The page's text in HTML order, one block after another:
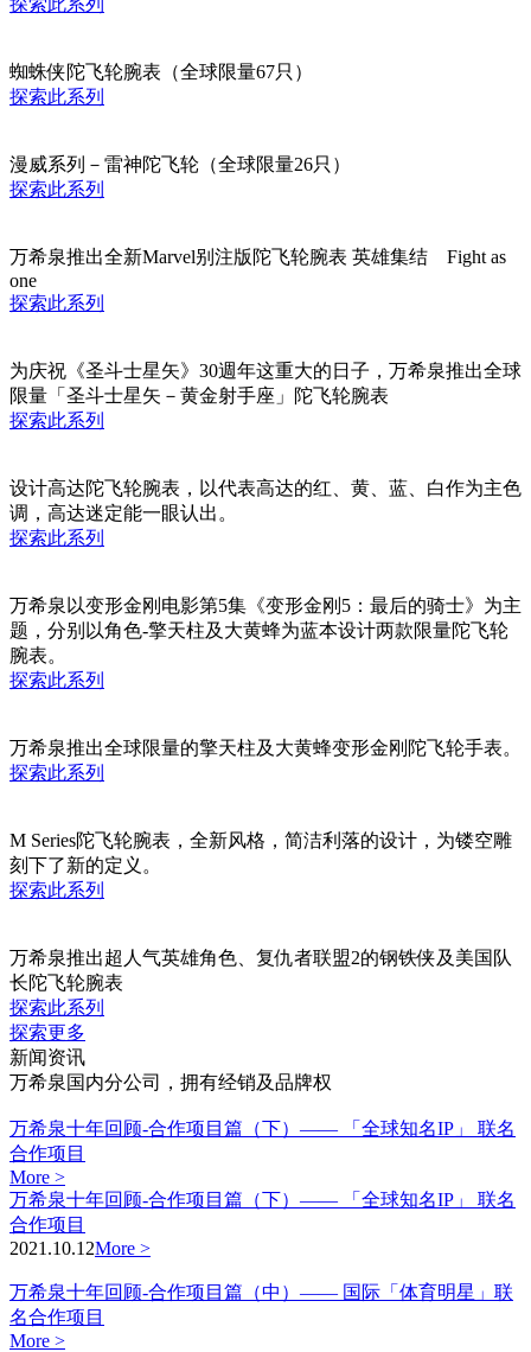
探索此系列
蜘蛛侠陀飞轮腕表（全球限量67只）
探索此系列
漫威系列－雷神陀飞轮（全球限量26只）
探索此系列
万希泉推出全新Marvel别注版陀飞轮腕表 英雄集结 Fight as
one
探索此系列
为庆祝《圣斗士星矢》30週年这重大的日子，万希泉推出全球
限量「圣斗士星矢－黄金射手座」陀飞轮腕表
探索此系列
设计高达陀飞轮腕表，以代表高达的红、黄、蓝、白作为主色
调，高达迷定能一眼认出。
探索此系列
万希泉以变形金刚电影第5集《变形金刚5：最后的骑士》为主
题，分别以角色-擎天柱及大黄蜂为蓝本设计两款限量陀飞轮
腕表。
探索此系列
万希泉推出全球限量的擎天柱及大黄蜂变形金刚陀飞轮手表。
探索此系列
M Series陀飞轮腕表，全新风格，简洁利落的设计，为镂空雕
刻下了新的定义。
探索此系列
万希泉推出超人气英雄角色、复仇者联盟2的钢铁侠及美国队
长陀飞轮腕表
探索此系列
探索更多
新闻资讯
万希泉国内分公司，拥有经销及品牌权
万希泉十年回顾-合作项目篇（下）—— 「全球知名IP」 联名
合作项目
More >
万希泉十年回顾-合作项目篇（下）—— 「全球知名IP」 联名
合作项目
2021.10.12More >
万希泉十年回顾-合作项目篇（中）—— 国际「体育明星」联
名合作项目
More >